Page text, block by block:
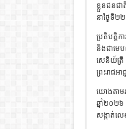
ខ្លួនជនជ
នាថ្ងៃទី
ប្រតិបត្តិក
និងជាមេ
សេនីយ៍ត្រី
ព្រះរាជអ
យោងតាមរ
ឆ្នាំ២០២
សង្កាត់ល